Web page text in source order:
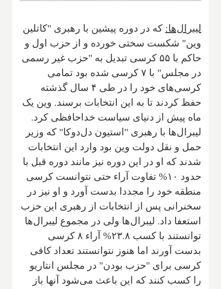
لیبرال‌ها: که در دوره پیشین با رهبری "کاتلین
وین" شکست سختی خورده و از حزب اول و
حاکم با ۵۵ کرسی تبدیل به "حزب غیر رسمی
در مجلس" با ۷ کرسی شده بود تمامی
کرسی‌های خود را در طی ۴ سال گذشته
حفظ کردند تا به این انتخابات برسند. وین یک
ماه پیش از دنیای سیاست خداحافظی کرد.
لیبرال‌ها با رهبری "استیون دل‌دوکا" که وزیر
حمل و نقل دولت وین بود وارد این انتخابات
شدند که او در این دوره نیز مانند دوره قبل با
حدود ۱۰% تفاوت آراء حتی نتوانست کرسی
منطقه خود را مجددا بدست آورد و او نیز در
سخنرانی پس از انتخابات از رهبری این حزب
استعفا داد. لیبرال‌ها ولی در مجموع لیبرال‌ها
توانستند با کسب ۲۳.۸% آراء ۸ کرسی
بدست آورند اما هنوز نتوانستند تعداد کافی
کرسی برای "حزب بودن" در مجلس انتاریو
را کسب کنند که این باعث می‌شود آنها باز